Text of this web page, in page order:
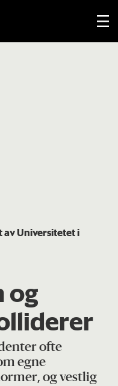
av Universitetet i
og
ofte
egne
og vestlig